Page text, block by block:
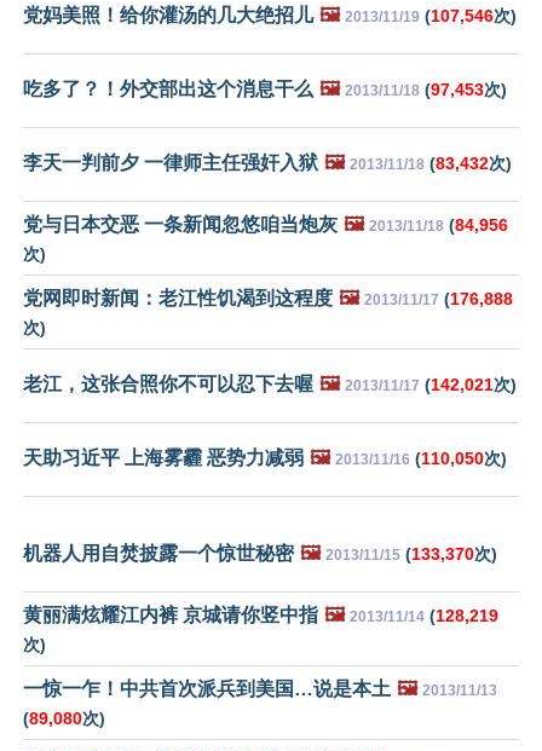
党妈美照！给你灌汤的几大绝招儿 🖼️ 2013/11/19 (107,546次)
吃多了？！外交部出这个消息干么 🖼️ 2013/11/18 (97,453次)
李天一判前夕 一律师主任强奸入狱 🖼️ 2013/11/18 (83,432次)
党与日本交恶 一条新闻忽悠咱当炮灰 🖼️ 2013/11/18 (84,956
次)
党网即时新闻：老江性饥渴到这程度 🖼️ 2013/11/17 (176,888
次)
老江，这张合照你不可以忍下去喔 🖼️ 2013/11/17 (142,021次)
天助习近平 上海雾霾 恶势力减弱 🖼️ 2013/11/16 (110,050次)
机器人用自焚披露一个惊世秘密 🖼️ 2013/11/15 (133,370次)
黄丽满炫耀江内裤 京城请你竖中指 🖼️ 2013/11/14 (128,219
次)
一惊一乍！中共首次派兵到美国…说是本土 🖼️ 2013/11/13
(89,080次)